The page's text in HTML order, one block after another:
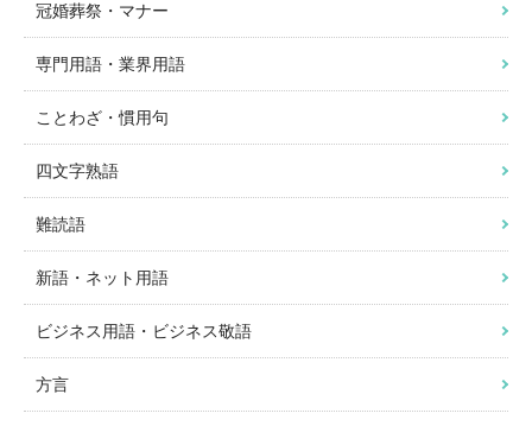
冠婚葬祭・マナー
専門用語・業界用語
ことわざ・慣用句
四文字熟語
難読語
新語・ネット用語
ビジネス用語・ビジネス敬語
方言